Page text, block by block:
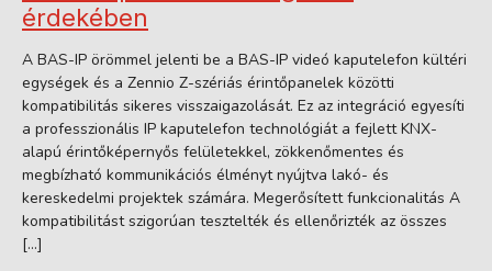
érdekében
A BAS-IP örömmel jelenti be a BAS-IP videó kaputelefon kültéri
egységek és a Zennio Z-szériás érintőpanelek közötti
kompatibilitás sikeres visszaigazolását. Ez az integráció egyesíti
a professzionális IP kaputelefon technológiát a fejlett KNX-
alapú érintőképernyős felületekkel, zökkenőmentes és
megbízható kommunikációs élményt nyújtva lakó- és
kereskedelmi projektek számára. Megerősített funkcionalitás A
kompatibilitást szigorúan tesztelték és ellenőrizték az összes
[…]